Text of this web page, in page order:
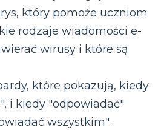
który pomoże uczniom
rodzaje wiadomości e-
wirusy i które są
które pokazują, kiedy
i kiedy "odpowiadać"
wszystkim".